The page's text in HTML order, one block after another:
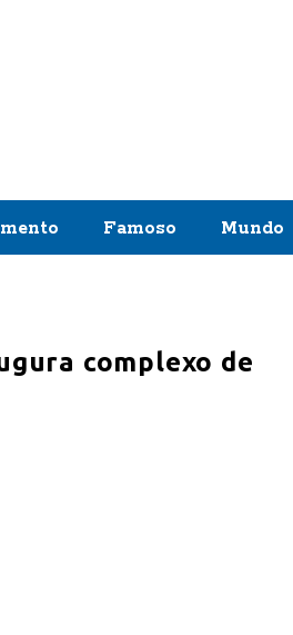
Famoso Mundo
complexo de